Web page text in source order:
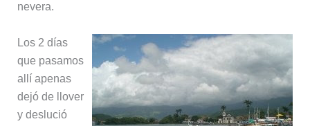
nevera.
Los 2 días
que pasamos
allí apenas
dejó de llover
y deslució